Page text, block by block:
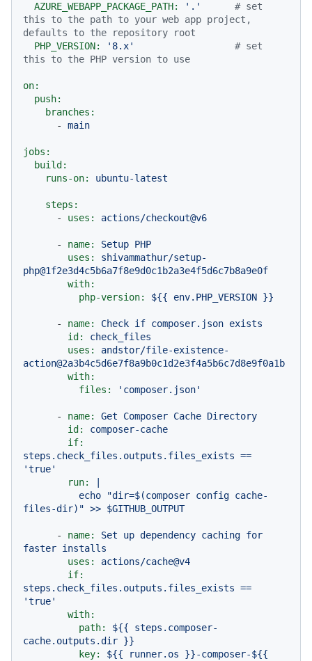
AZURE_WEBAPP_PACKAGE_PATH:
'.'
# set
this to the path to your web app project,
defaults to the repository root
PHP_VERSION:
'8.x'
# set
this to the PHP version to use
on:
push:
branches:
-
main
jobs:
build:
runs-on:
ubuntu-latest
steps:
-
uses: actions/checkout@v6
- name: Setup PHP
uses:
shivammathur/setup-
php@1f2e3d4c5b6a7f8e9d0c1b2a3e4f5d6c7b8a9e0f
with:
php-version:
${{ env.PHP_VERSION }}
- name: Check if composer.json exists
id:
check_files
uses:
andstor/file-existence-
action@2a3b4c5d6e7f8a9b0c1d2e3f4a5b6c7d8e9f0a1b
with:
files:
'composer.json'
- name: Get Composer Cache Directory
id:
composer-cache
if:
steps.check_files.outputs.files_exists ==
'true'
run:
- name: Set up dependency caching for
faster installs
uses:
actions/cache@v4
if:
steps.check_files.outputs.files_exists ==
'true'
with:
path:
${{
steps.composer-
cache.outputs.dir }}
key:
${{ runner.os
}}-composer-${{